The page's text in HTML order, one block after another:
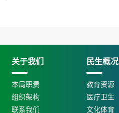
关于我们
本局职责
组织架构
联系我们
民生概况
教育资源
医疗卫生
文化体育